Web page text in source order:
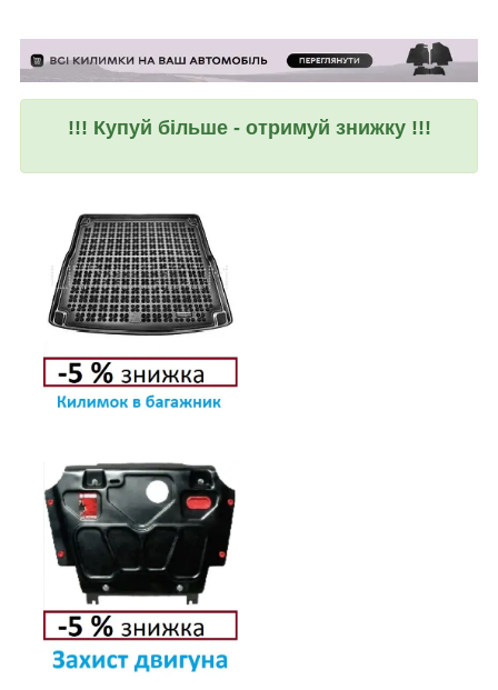
!!! Купуй більше - отримуй знижку !!!